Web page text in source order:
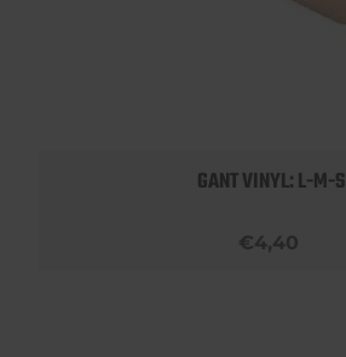
GANT VINYL: L-M-S
€4,40